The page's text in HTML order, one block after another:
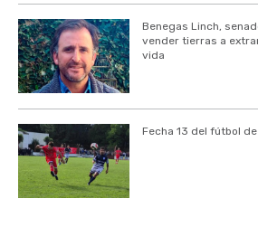
Benegas Linch,
vender tierras a
vida
Fecha 13 del fútbol